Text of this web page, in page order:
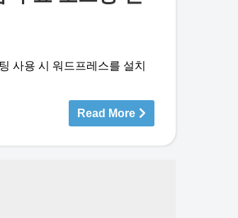
사용 시 워드프레스를 설치
Read More